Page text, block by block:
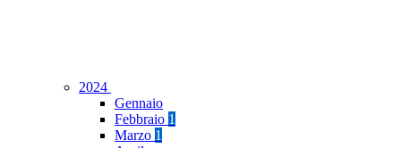
2024
Gennaio
Febbraio 1
Marzo 1